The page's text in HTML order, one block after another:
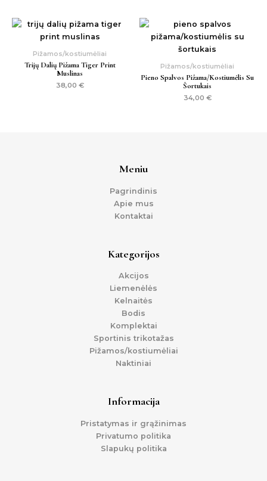
Pižamos/kostiumėliai
Trijų Dalių Pižama Tiger Print
Muslinas
38,00 €
Pižamos/kostiumėliai
Pieno Spalvos Pižama/kostiumėlis Su
Šortukais
34,00 €
Meniu
Pagrindinis
Apie mus
Kontaktai
Kategorijos
Akcijos
Liemenėlės
Kelnaitės
Bodis
Komplektai
Sportinis trikotažas
Pižamos/kostiumėliai
Naktiniai
Informacija
Pristatymas ir grąžinimas
Privatumo politika
Slapukų politika